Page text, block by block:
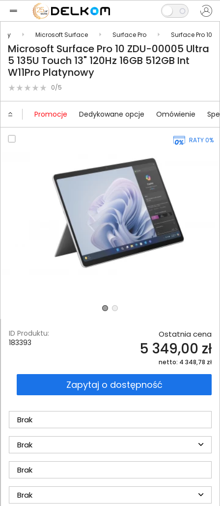
Microsoft Surface Surface Pro Surface Pro 10
Microsoft Surface Pro 10 ZDU-00005 Ultra
5 135U Touch 13" 120Hz 16GB 512GB Int
W11Pro Platynowy
0/5
Promocje Dedykowane opcje Omówienie
RATY 0%
ID Produktu:
183393
Ostatnia cena
5 349,00 zł
netto: 4 348,78 zł
Zapytaj o dostępność
Brak
Brak
Brak
Brak